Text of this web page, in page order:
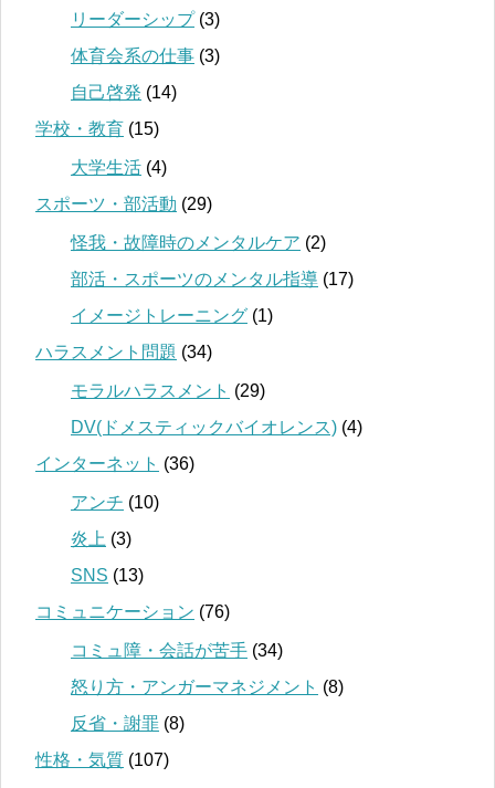
リーダーシップ(3)
体育会系の仕事 (3)
自己啓発 (14)
学校・教育 (15)
大学生活 (4)
スポーツ・部活動 (29)
怪我・故障時のメンタルケア (2)
部活・スポーツのメンタル指導 (17)
イメージトレーニング (1)
ハラスメント問題 (34)
モラルハラスメント (29)
DV(ドメスティックバイオレンス) (4)
インターネット (36)
アンチ (10)
炎上 (3)
SNS (13)
コミュニケーション (76)
コミュ障・会話が苦手 (34)
怒り方・アンガーマネジメント (8)
反省・謝罪 (8)
性格・気質 (107)